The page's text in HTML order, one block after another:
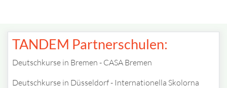
TANDEM Partnerschulen:
Deutschkurse in Bremen - CASA Bremen
Deutschkurse in Düsseldorf - Internationella Skolorna